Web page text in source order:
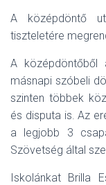
A középdöntő
tiszteletére
A
másnapi szóbeli
szinten többek
és disputa is. Az
a legjobb 3
Szövetség által
Iskolánkat Brilla